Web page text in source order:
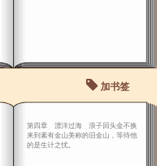
加书签
第四章 漂洋过海 浪子回头金不换
来到素有金山美称的旧金山，等待他
的是生计之忧。